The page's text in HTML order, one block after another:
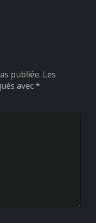
publiée. Les
avec*